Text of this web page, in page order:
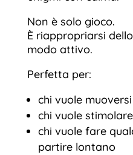
Non è solo gioco.
È riappropriarsi
modo attivo.
Perfetta per:
chi vuole muoversi
chi vuole
chi vuole fare
partire lontano